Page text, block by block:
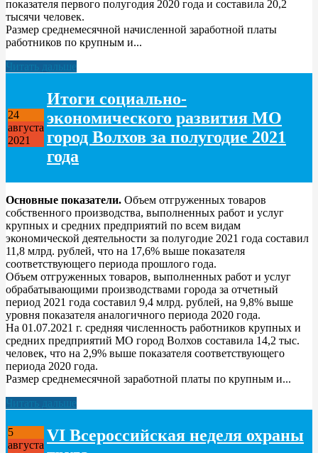
показателя первого полугодия 2020 года и составила 20,2
тысячи человек.
Размер среднемесячной начисленной заработной платы
работников по крупным и...
Читать дальше
24
августа
2021
Итоги социально-
экономического развития МО
город Волхов за полугодие 2021
года
Основные показатели. Объем отгруженных товаров
собственного производства, выполненных работ и услуг
крупных и средних предприятий по всем видам
экономической деятельности за полугодие 2021 года составил
11,8 млрд. рублей, что на 17,6% выше показателя
соответствующего периода прошлого года.
Объем отгруженных товаров, выполненных работ и услуг
обрабатывающими производствами города за отчетный
период 2021 года составил 9,4 млрд. рублей, на 9,8% выше
уровня показателя аналогичного периода 2020 года.
На 01.07.2021 г. средняя численность работников крупных и
средних предприятий МО город Волхов составила 14,2 тыс.
человек, что на 2,9% выше показателя соответствующего
периода 2020 года.
Размер среднемесячной заработной платы по крупным и...
Читать дальше
5
августа
VI Всероссийская неделя охраны